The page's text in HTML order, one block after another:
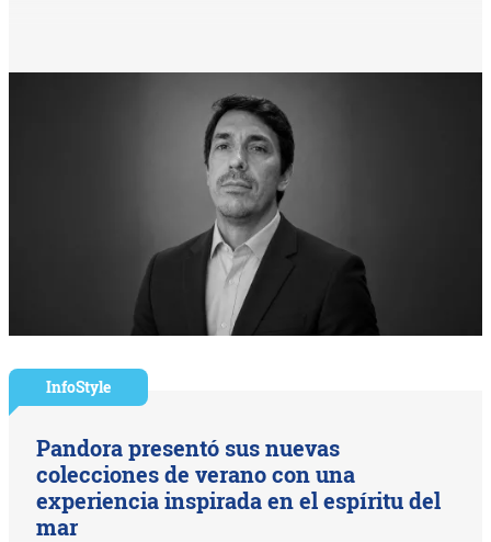
InfoStyle
Pandora presentó sus nuevas
colecciones de verano con una
experiencia inspirada en el espíritu del
mar